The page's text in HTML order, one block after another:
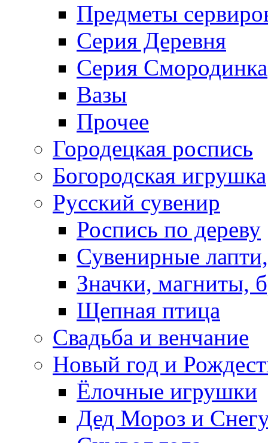
Предметы
Серия Деревня
Серия Смородинка
Вазы
Прочее
Городецкая роспись
Богородская игрушка
Русский сувенир
Роспись по дереву
Сувенирные
Значки, магниты,
Щепная птица
Свадьба и венчание
Новый год и
Ёлочные игрушки
Дед Мороз и